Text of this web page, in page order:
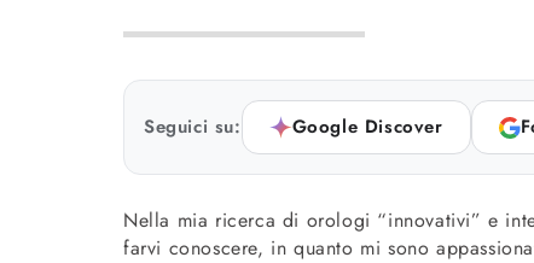
Seguici su: Google Discover
Nella mia ricerca di orologi “innovativi” e
farvi conoscere, in quanto mi sono